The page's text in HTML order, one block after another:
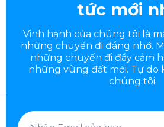
tức mới
Vinh hạnh của chúng tôi là
những chuyến đi đáng nhớ.
những chuyến đi đầycảm
những vùng đất mới. Tự do
chúng tôi.